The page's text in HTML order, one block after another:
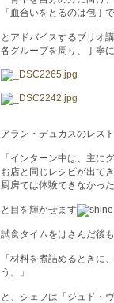
「血合いをとるのは包丁
とアドバイスするブリオ講
各グループを周り、丁寧
アラン・デュカスのレス
「インターン中は、主に
お店と同じレシピが出て
厨房では体験できなかっ
と目を輝かせます
試食タイムをはさんだ後
「材料を煮詰めるときに
う。」
と、シェフは「ジュド・